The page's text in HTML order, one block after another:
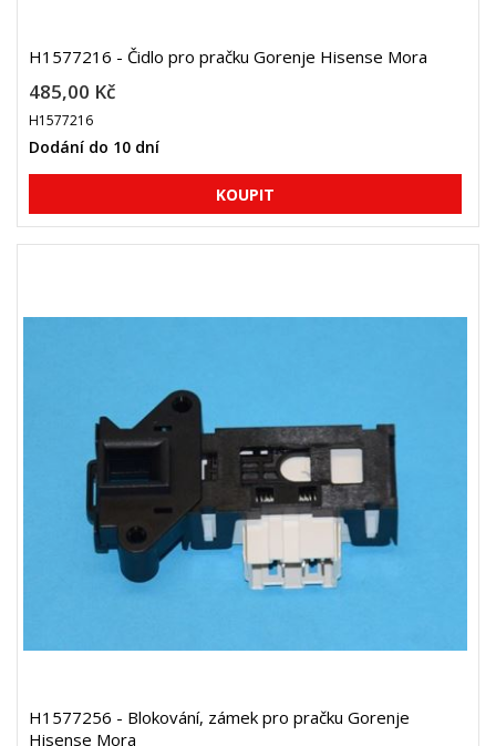
H1577216 - Čidlo pro pračku Gorenje Hisense Mora
485,00 Kč
H1577216
Dodání do 10 dní
H1577256 - Blokování, zámek pro pračku Gorenje
Hisense Mora